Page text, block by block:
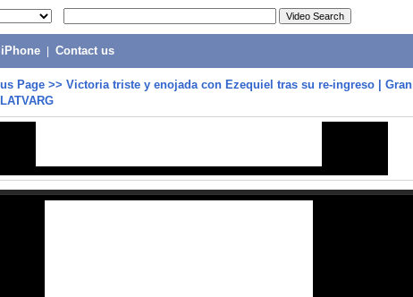
iPhone Contact us
Page >> Victoria triste y enojada con Ezequiel tras su re-ingreso | Gran